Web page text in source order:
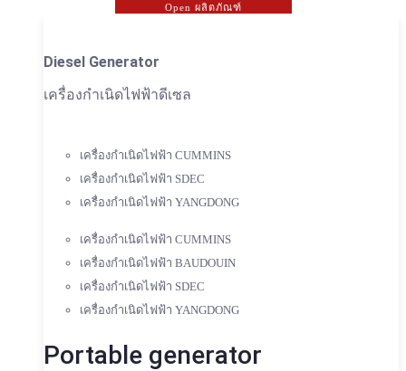
Open ผลิตภัณฑ์
Diesel Generator
เครื่องกำเนิดไฟฟ้าดีเซล
เครื่องกำเนิดไฟฟ้า CUMMINS
เครื่องกำเนิดไฟฟ้า SDEC
เครื่องกำเนิดไฟฟ้า YANGDONG
เครื่องกำเนิดไฟฟ้า CUMMINS
เครื่องกำเนิดไฟฟ้า BAUDOUIN
เครื่องกำเนิดไฟฟ้า SDEC
เครื่องกำเนิดไฟฟ้า YANGDONG
Portable generator